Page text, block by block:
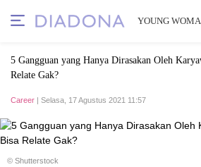
YOUNG
5 Gangguan yang Hanya Dirasakan Oleh
Relate Gak?
Career | Selasa, 17 Agustus 2021 11:57
© Shutterstock